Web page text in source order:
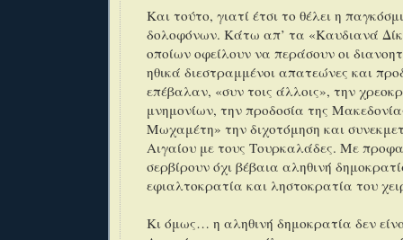
Και τούτο, γιατί έτσι το θέλει η
δολοφόνων. Κάτω απ’ τα «Καυδιανά
οποίων οφείλουν να περάσουν οι
ηθικά διεστραμμένοι απατεώνες και
επέβαλαν, «συν τοις άλλοις», την
μνημονίων, την προδοσία της
Μωχαμέτη» την διχοτόμηση και
Αιγαίου με τους Τουρκαλάδες. Με
σερβίρουν όχι βέβαια αληθινή
εφιαλτοκρατία και ληστοκρατία του
Κι όμως… η αληθινή δημοκρατία δεν